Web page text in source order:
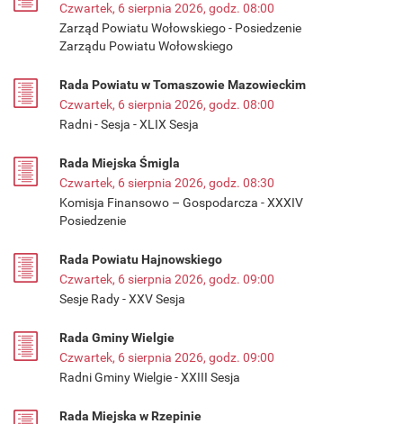
Czwartek, 6 sierpnia 2026, godz. 08:00
Zarząd Powiatu Wołowskiego - Posiedzenie
Zarządu Powiatu Wołowskiego
Rada Powiatu w Tomaszowie Mazowieckim
Czwartek, 6 sierpnia 2026, godz. 08:00
Radni - Sesja - XLIX Sesja
Rada Miejska Śmigla
Czwartek, 6 sierpnia 2026, godz. 08:30
Komisja Finansowo – Gospodarcza - XXXIV
Posiedzenie
Rada Powiatu Hajnowskiego
Czwartek, 6 sierpnia 2026, godz. 09:00
Sesje Rady - XXV Sesja
Rada Gminy Wielgie
Czwartek, 6 sierpnia 2026, godz. 09:00
Radni Gminy Wielgie - XXIII Sesja
Rada Miejska w Rzepinie